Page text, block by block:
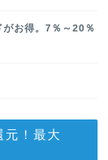
がお得。7％～20％
元！最大